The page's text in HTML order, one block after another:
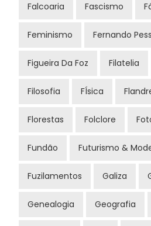
Falcoaria Fascismo
Feminismo Fernando
Figueira Da Foz Filatelia
Filosofia FÍsica
Florestas Folclore
Fundão Futurismo &
Fuzilamentos Galiza
Genealogia Geografia